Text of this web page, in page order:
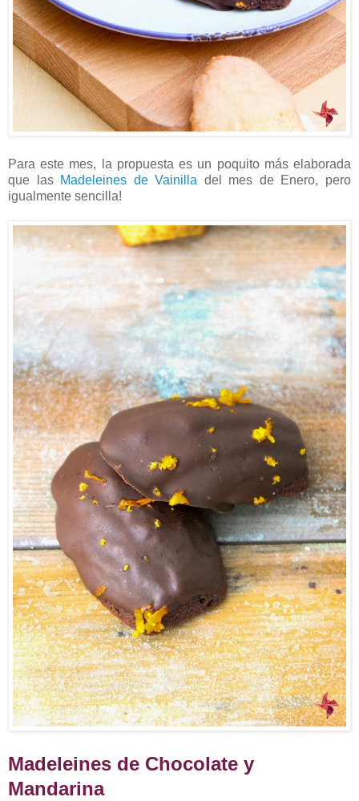
Para este mes, la propuesta es un poquito más elaborada
que las Madeleines de Vainilla del mes de Enero, pero
igualmente sencilla!
Madeleines de Chocolate y
Mandarina